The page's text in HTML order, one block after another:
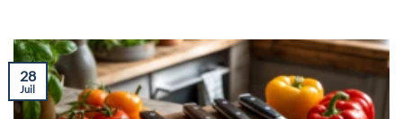
28
Juil